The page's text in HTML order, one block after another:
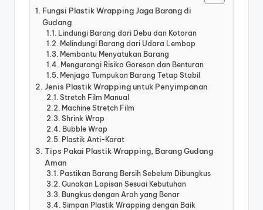
Fungsi Plastik Wrapping Jaga Barang di
Gudang
Lindungi Barang dari Debu dan Kotoran
Melindungi Barang dari Udara Lembap
Membantu Menyatukan Barang
Mengurangi Risiko Goresan dan Benturan
Menjaga Tumpukan Barang Tetap Stabil
Jenis Plastik Wrapping untuk Penyimpanan
Stretch Film Manual
Machine Stretch Film
Shrink Wrap
Bubble Wrap
Plastik Anti-Karat
Tips Pakai Plastik Wrapping, Barang Gudang
Aman
Pastikan Barang Bersih Sebelum Dibungkus
Gunakan Lapisan Sesuai Kebutuhan
Bungkus dengan Arah yang Benar
Simpan Plastik Wrapping dengan Baik